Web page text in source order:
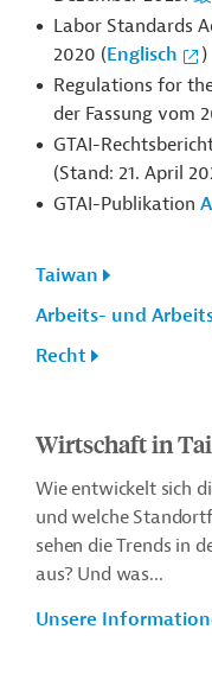
Labor Standards
2020 (Englisch
)
Regulations for
der Fassung vom
GTAI-
(Stand: 21. April
GTAI-Publikation
Taiwan
Arbeits- und
Recht
Wirtschaft in
Wie entwickelt sich
und welche
sehen die Trends in
aus? Und was...
Unsere